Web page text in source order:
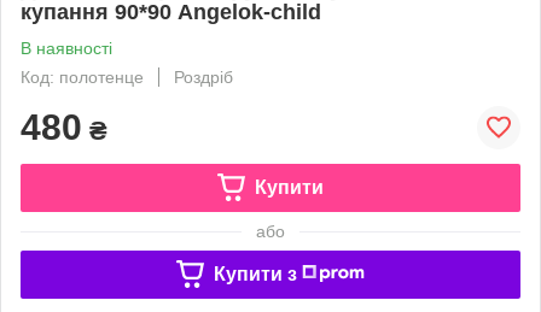
купання 90*90 Angelok-child
В наявності
Код: полотенце
Роздріб
480 ₴
Купити
або
Купити з